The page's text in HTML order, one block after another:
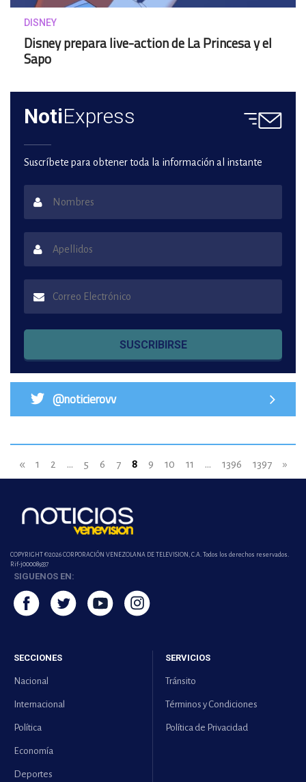
DISNEY
Disney prepara live-action de La Princesa y el
Sapo
NotiExpress
Suscríbete para obtener toda la información al instante
SUSCRIBIRSE
@noticierovv
« 1 2 ... 5 6 7 8 9 10 11 ... 1396 1397 »
COPYRIGHT ©2026 CORPORACIÓN VENEZOLANA DE TELEVISION, C.A. Todos los derechos reservados.
Rif-j000089337
SIGUENOS EN:
SECCIONES
Nacional
Internacional
Política
Economía
Deportes
SERVICIOS
Tránsito
Términos y Condiciones
Política de Privacidad